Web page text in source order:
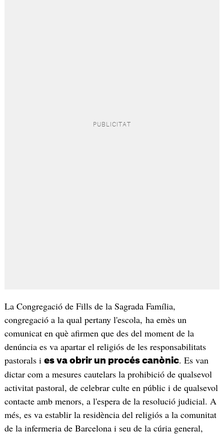
La Congregació de Fills de la Sagrada Família,
congregació a la qual pertany l'escola, ha emès un
comunicat en què afirmen que des del moment de la
denúncia es va apartar el religiós de les responsabilitats
pastorals i es va obrir un procés canònic. Es van
dictar com a mesures cautelars la prohibició de qualsevol
activitat pastoral, de celebrar culte en públic i de qualsevol
contacte amb menors, a l'espera de la resolució judicial. A
més, es va establir la residència del religiós a la comunitat
de la infermeria de Barcelona i seu de la cúria general,